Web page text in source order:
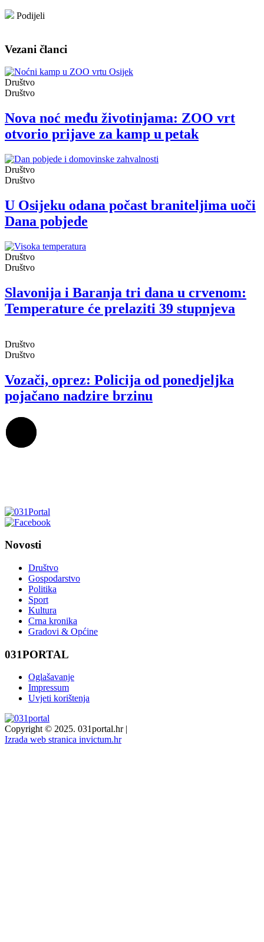
Podijeli
Vezani članci
Društvo
Društvo
Nova noć među životinjama: ZOO vrt
otvorio prijave za kamp u petak
Društvo
Društvo
U Osijeku odana počast braniteljima uoči
Dana pobjede
Društvo
Društvo
Slavonija i Baranja tri dana u crvenom:
Temperature će prelaziti 39 stupnjeva
Društvo
Društvo
Vozači, oprez: Policija od ponedjeljka
pojačano nadzire brzinu
Novosti
Društvo
Gospodarstvo
Politika
Sport
Kultura
Crna kronika
Gradovi & Općine
031PORTAL
Oglašavanje
Impressum
Uvjeti korištenja
Copyright © 2025. 031portal.hr |
Izrada web stranica invictum.hr